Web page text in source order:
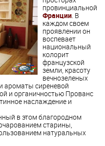
провинциальной
Франции. В
каждом своем
проявлении он
воспевает
национальный
колорит
французской
земли, красоту
вечнозеленых
ароматы сиреневой
и органичностью Прованс
наслаждение и
в этом благородном
старины,
натуральных